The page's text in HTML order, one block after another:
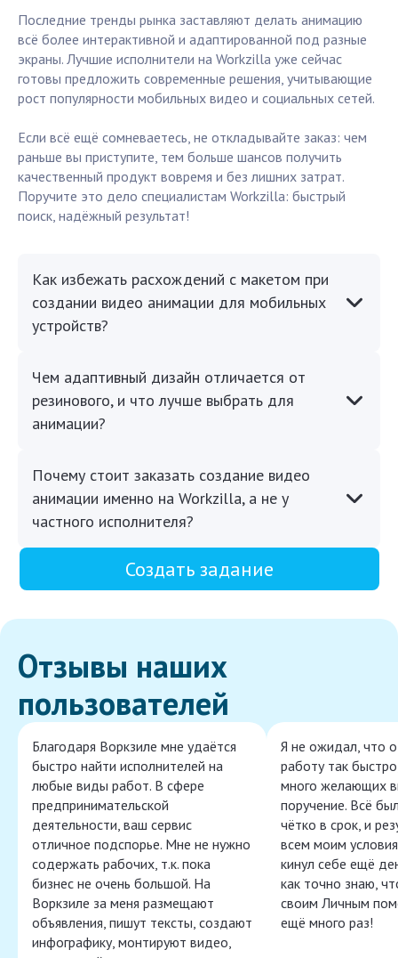
Последние тренды рынка заставляют делать анимацию
всё более интерактивной и адаптированной под разные
экраны. Лучшие исполнители на Workzilla уже сейчас
готовы предложить современные решения, учитывающие
рост популярности мобильных видео и социальных сетей.
Если всё ещё сомневаетесь, не откладывайте заказ: чем
раньше вы приступите, тем больше шансов получить
качественный продукт вовремя и без лишних затрат.
Поручите это дело специалистам Workzilla: быстрый
поиск, надёжный результат!
Как избежать расхождений с макетом при
создании видео анимации для мобильных
устройств?
Чем адаптивный дизайн отличается от
резинового, и что лучше выбрать для
анимации?
Почему стоит заказать создание видео
анимации именно на Workzilla, а не у
частного исполнителя?
Создать задание
Отзывы наших
пользователей
Благодаря Воркзиле мне удаётся
быстро найти исполнителей на
любые виды работ. В сфере
предпринимательской
деятельности, ваш сервис
отличное подспорье. Мне не нужно
содержать рабочих, т.к. пока
бизнес не очень большой. На
Воркзиле за меня размещают
объявления, пишут тексты, создают
инфографику, монтируют видео,
Я не ожидал, что
работу так
много желающих
поручение. Всё
чётко в срок, и
всем моим
кинул себе ещё
как точно знаю,
своим Личным
ещё много раз!